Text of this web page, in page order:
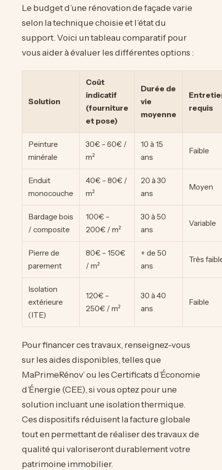
Le budget d’une rénovation de façade varie
selon la technique choisie et l’état du
support. Voici un tableau comparatif pour
vous aider à évaluer les différentes options :
Solution
Coût
indicatif
(fourniture
et pose)
Durée de
vie
moyenne
requis
Peinture
minérale
30€ – 60€ /
m²
10 à 15
ans
Faible
Enduit
monocouche
40€ – 80€ /
m²
20 à 30
ans
Moyen
Bardage bois
/ composite
100€ –
200€ / m²
30 à 50
ans
Variable
Pierre de
parement
80€ – 150€
/ m²
+ de 50
ans
Très
Isolation
extérieure
(ITE)
120€ –
250€ / m²
30 à 40
ans
Faible
Pour financer ces travaux, renseignez-vous
sur les aides disponibles, telles que
MaPrimeRénov’ ou les Certificats d’Économie
d’Énergie (CEE), si vous optez pour une
solution incluant une isolation thermique.
Ces dispositifs réduisent la facture globale
tout en permettant de réaliser des travaux de
qualité qui valoriseront durablement votre
patrimoine immobilier.